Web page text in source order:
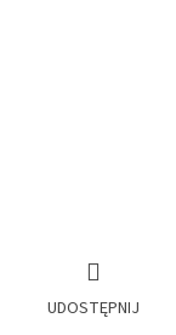
UDOSTĘPNIJ